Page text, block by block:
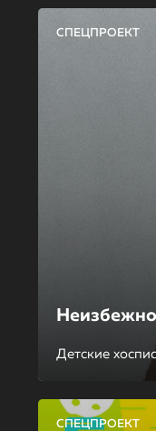
СПЕЦПРОЕКТ
Детские
СПЕЦПРОЕКТ